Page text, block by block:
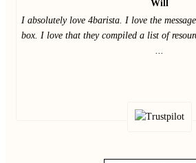
Will
I absolutely love 4barista. I love the
box. I love that they compiled a list of
...